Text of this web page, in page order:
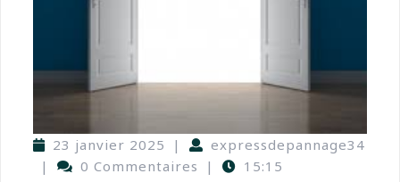
23 janvier 2025 |
expressdepannage34
|
0 Commentaires | 15:15